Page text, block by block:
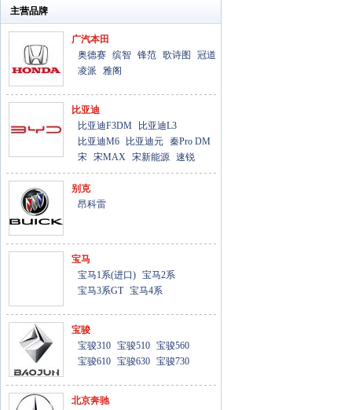
主营品牌
广汽本田
奥德赛 缤智 锋范 歌诗图
冠道
凌派
雅阁
比亚迪
比亚迪F3DM
比亚迪L3
比亚迪M6
比亚迪元 秦Pro DM
宋
宋MAX 宋新能源 速锐
别克
昂科雷
宝马
宝马1系(进口) 宝马2系
宝马3系GT 宝马4系
宝骏
宝骏310 宝骏510 宝骏560
宝骏610 宝骏630 宝骏730
北京奔驰